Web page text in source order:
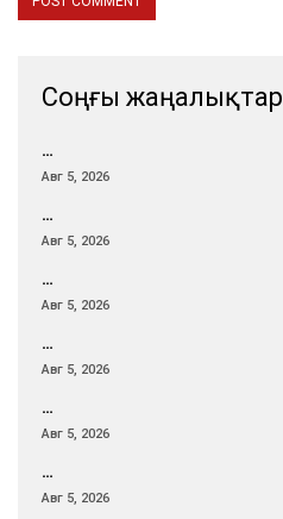
Соңғы жаңалықтар
…
Авг 5, 2026
…
Авг 5, 2026
…
Авг 5, 2026
…
Авг 5, 2026
…
Авг 5, 2026
…
Авг 5, 2026